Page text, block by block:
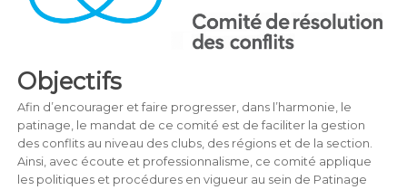
Objectifs
Afin d’encourager et faire progresser, dans l’harmonie, le
patinage, le mandat de ce comité est de faciliter la gestion
des conflits au niveau des clubs, des régions et de la section.
Ainsi, avec écoute et professionnalisme, ce comité applique
les politiques et procédures en vigueur au sein de Patinage